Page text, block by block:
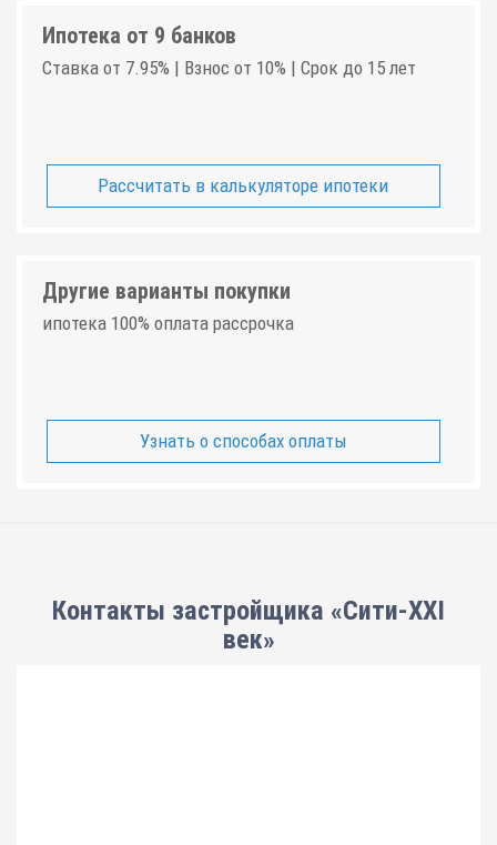
Ипотека от 9 банков
Ставка от 7.95% | Взнос от 10% | Срок до 15 лет
Рассчитать в калькуляторе ипотеки
Другие варианты покупки
ипотека 100% оплата рассрочка
Узнать о способах оплаты
Контакты застройщика «Сити-XXI
век»